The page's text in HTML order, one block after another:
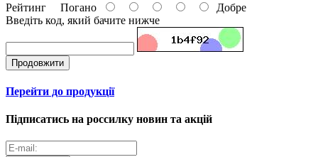
Рейтинг Погано
Добре
Введіть код, який бачите нижче
Продовжити
Перейти до продукції
Підписатись на россилку новин та акцій